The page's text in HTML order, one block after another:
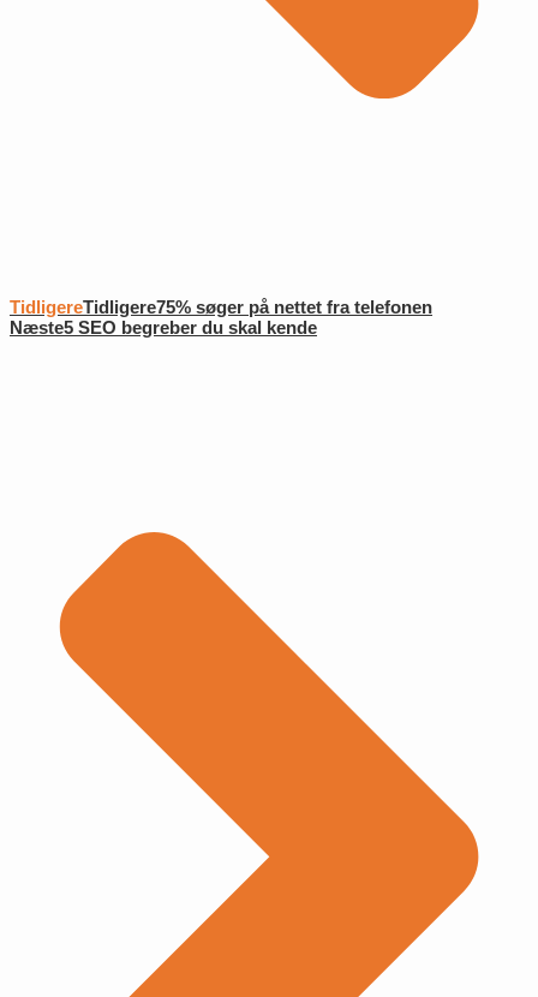
TidligereTidligere75% søger på nettet fra telefonen
Næste5 SEO begreber du skal kende